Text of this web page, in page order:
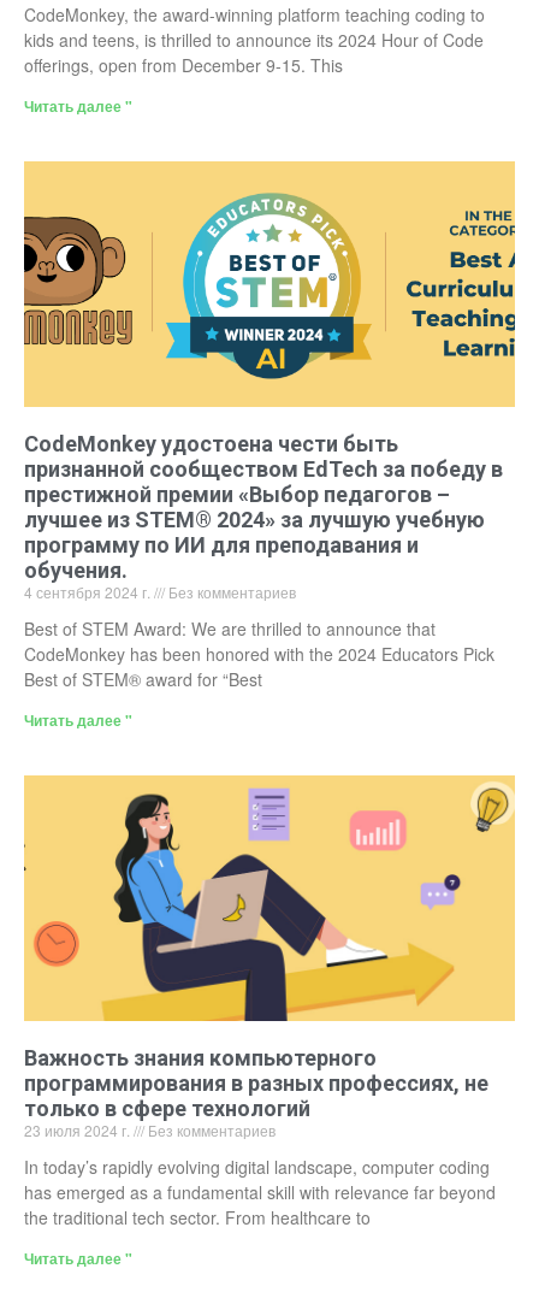
CodeMonkey, the award-winning platform teaching coding to
kids and teens, is thrilled to announce its 2024 Hour of Code
offerings, open from December 9-15. This
Читать далее "
CodeMonkey удостоена чести быть
признанной сообществом EdTech за победу в
престижной премии «Выбор педагогов –
лучшее из STEM® 2024» за лучшую учебную
программу по ИИ для преподавания и
обучения.
4 сентября 2024 г. Без комментариев
Best of STEM Award: We are thrilled to announce that
CodeMonkey has been honored with the 2024 Educators Pick
Best of STEM® award for “Best
Читать далее "
Важность знания компьютерного
программирования в разных профессиях, не
только в сфере технологий
23 июля 2024 г. Без комментариев
In today’s rapidly evolving digital landscape, computer coding
has emerged as a fundamental skill with relevance far beyond
the traditional tech sector. From healthcare to
Читать далее "